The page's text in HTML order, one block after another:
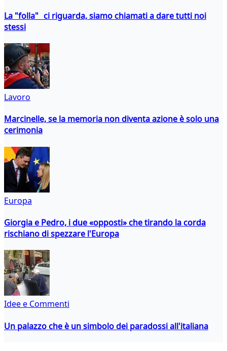
La "folla" ci riguarda, siamo chiamati a dare tutti noi
stessi
Lavoro
Marcinelle, se la memoria non diventa azione è solo una
cerimonia
Europa
Giorgia e Pedro, i due «opposti» che tirando la corda
rischiano di spezzare l'Europa
Idee e Commenti
Un palazzo che è un simbolo dei paradossi all'italiana